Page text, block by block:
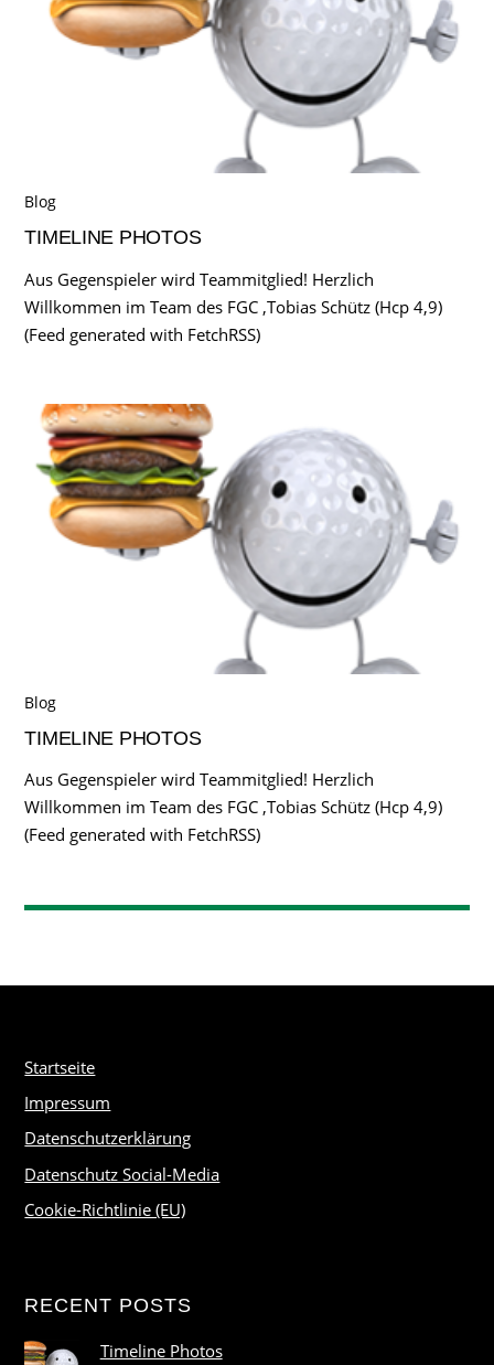
Blog
TIMELINE PHOTOS
Aus Gegenspieler wird Teammitglied! Herzlich
Willkommen im Team des FGC ,Tobias Schütz (Hcp 4,9)
(Feed generated with FetchRSS)
Blog
TIMELINE PHOTOS
Aus Gegenspieler wird Teammitglied! Herzlich
Willkommen im Team des FGC ,Tobias Schütz (Hcp 4,9)
(Feed generated with FetchRSS)
Startseite
Impressum
Datenschutzerklärung
Datenschutz Social-Media
Cookie-Richtlinie (EU)
RECENT POSTS
Timeline Photos